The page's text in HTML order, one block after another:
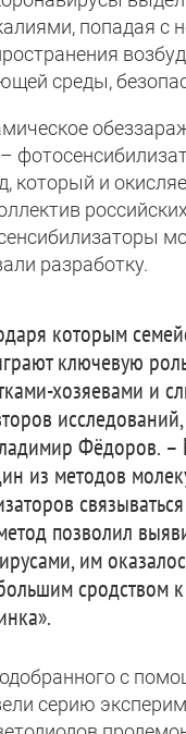
попадая
среды,
который и
разработку.
которым
ключевую
хозяевами и
Фёдоров.
из методов
позволил
им
сродством
с
серию